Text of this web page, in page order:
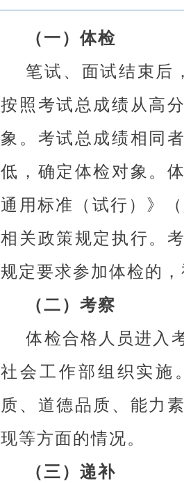
（一）体检
笔试、面试结束后
按照考试总成绩从高
象。考试总成绩相同
低，确定体检对象。
通用标准（试行）》
相关政策规定执行。
规定要求参加体检的
（二）考察
体检合格人员进入
社会工作部组织实施
质、道德品质、能力
现等方面的情况。
（三）递补